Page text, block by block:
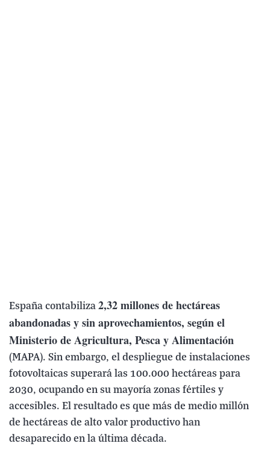
España contabiliza 2,32 millones de hectáreas
abandonadas y sin aprovechamientos, según el
Ministerio de Agricultura, Pesca y Alimentación
(MAPA). Sin embargo, el despliegue de instalaciones
fotovoltaicas superará las 100.000 hectáreas para
2030, ocupando en su mayoría zonas fértiles y
accesibles. El resultado es que más de medio millón
de hectáreas de alto valor productivo han
desaparecido en la última década.